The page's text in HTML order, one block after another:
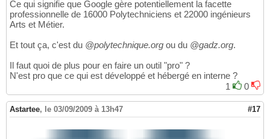
Ce qui signifie que Google gère potentiellement la facette
professionnelle de 16000 Polytechniciens et 22000 ingénieurs
Arts et Métier.
Et tout ça, c'est du @polytechnique.org ou du @gadz.org.
Il faut quoi de plus pour en faire un outil "pro" ?
N'est pro que ce qui est développé et hébergé en interne ?
1
0
Astartee, le 03/09/2009 à 13h47 #17